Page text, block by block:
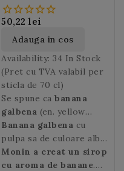
50,22 lei
Adauga in cos
Availability: 34 In Stock
(Pret cu TVA valabil per
sticla de 70 cl)
Se spune ca banana
galbena (en. yellow
banana) ar fi fost primul
fruct cultivat de catre
om de aproximativ
10.000 de ani!Bananele
Banana galbena cu
pulpa sa de culoare alba,
foarte aromata, este
consumata cel mai des
Monin a creat un sirop
cu aroma de banane.